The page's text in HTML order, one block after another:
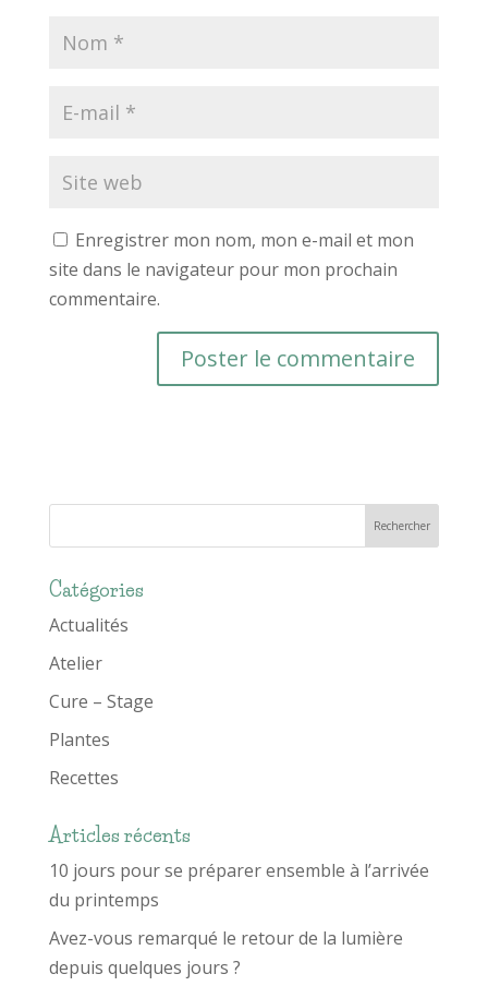
Enregistrer mon nom, mon e-mail et mon
site dans le navigateur pour mon prochain
commentaire.
Catégories
Actualités
Atelier
Cure – Stage
Plantes
Recettes
Articles récents
10 jours pour se préparer ensemble à l’arrivée
du printemps
Avez-vous remarqué le retour de la lumière
depuis quelques jours ?